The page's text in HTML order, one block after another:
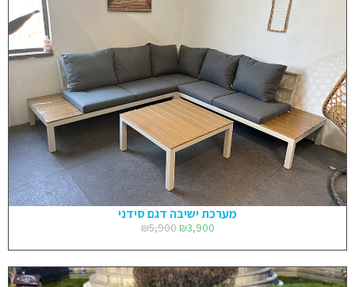
מערכת ישיבה דגם סידני
₪5,900 ₪3,900